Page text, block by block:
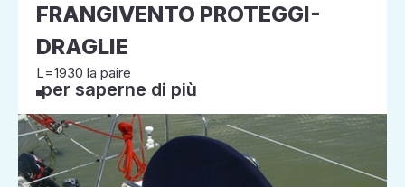
FRANGIVENTO PROTEGGI-
DRAGLIE
L=1930 la paire
per saperne di più